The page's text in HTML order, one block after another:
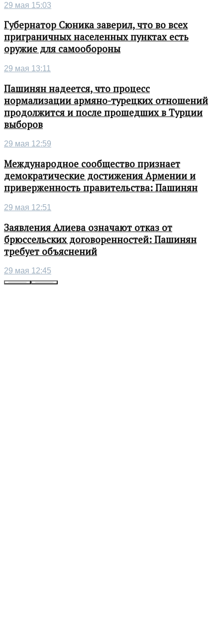
29 мая 15:03
Губернатор Сюника заверил, что во всех
приграничных населенных пунктах есть
оружие для самообороны
29 мая 13:11
Пашинян надеется, что процесс
нормализации армяно-турецких отношений
продолжится и после прошедших в Турции
выборов
29 мая 12:59
Международное сообщество признает
демократические достижения Армении и
приверженность правительства: Пашинян
29 мая 12:51
Заявления Алиева означают отказ от
брюссельских договоренностей: Пашинян
требует объяснений
29 мая 12:45